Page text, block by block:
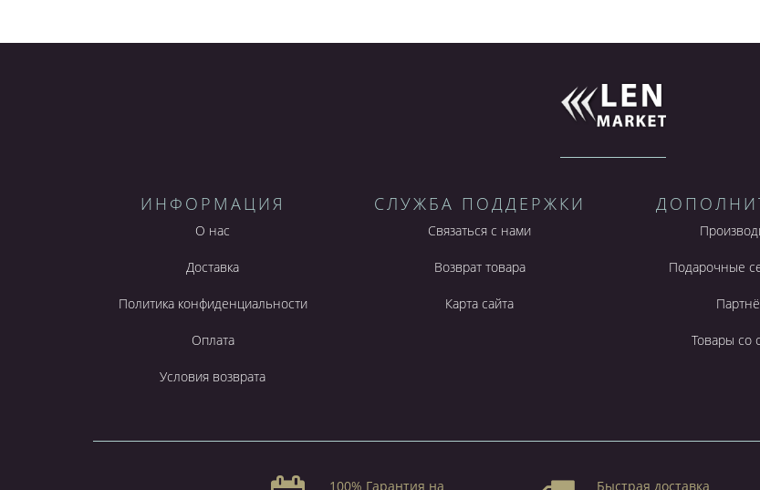
ИНФОРМАЦИЯ
О нас
Доставка
Политика конфиденциальности
Оплата
Условия возврата
СЛУЖБА ПОДДЕРЖКИ
Связаться с нами
Возврат товара
Карта сайта
Подарочные
Товары со
100% Гарантия на
Быстрая доставка